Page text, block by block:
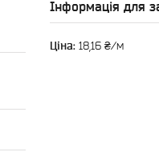
Інформація для
Ціна: 18,16 ₴/м